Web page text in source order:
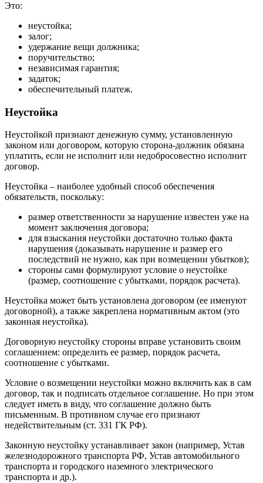
Это:
неустойка;
залог;
удержание вещи должника;
поручительство;
независимая гарантия;
задаток;
обеспечительный платеж.
Неустойка
Неустойкой признают денежную сумму, установленную
законом или договором, которую сторона-должник обязана
уплатить, если не исполнит или недобросовестно исполнит
договор.
Неустойка – наиболее удобный способ обеспечения
обязательств, поскольку:
размер ответственности за нарушение известен уже на
момент заключения договора;
для взыскания неустойки достаточно только факта
нарушения (доказывать нарушение и размер его
последствий не нужно, как при возмещении убытков);
стороны сами формулируют условие о неустойке
(размер, соотношение с убытками, порядок расчета).
Неустойка может быть установлена договором (ее именуют
договорной), а также закреплена нормативным актом (это
законная неустойка).
Договорную неустойку стороны вправе установить своим
соглашением: определить ее размер, порядок расчета,
соотношение с убытками.
Условие о возмещении неустойки можно включить как в сам
договор, так и подписать отдельное соглашение. Но при этом
следует иметь в виду, что соглашение должно быть
письменным. В противном случае его признают
недействительным (ст. 331 ГК РФ).
Законную неустойку устанавливает закон (например, Устав
железнодорожного транспорта РФ, Устав автомобильного
транспорта и городского наземного электрического
транспорта и др.).